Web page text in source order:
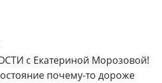
с Екатериной Морозовой!
почему-то дороже